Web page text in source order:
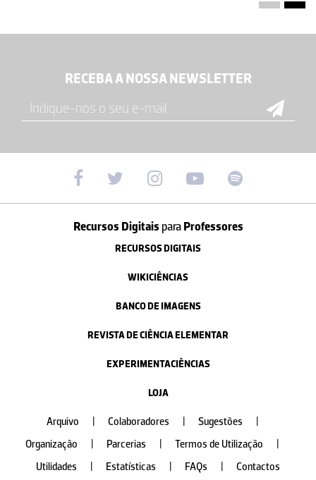
RECEBA A NOSSA NEWSLETTER
Recursos Digitais paraProfessores
RECURSOS DIGITAIS
WIKICIÊNCIAS
BANCO DE IMAGENS
REVISTA DE CIÊNCIA ELEMENTAR
EXPERIMENTACIÊNCIAS
LOJA
Arquivo Colaboradores Sugestões
Organização
Parcerias Termos de Utilização
Utilidades
Estatísticas FAQs Contactos